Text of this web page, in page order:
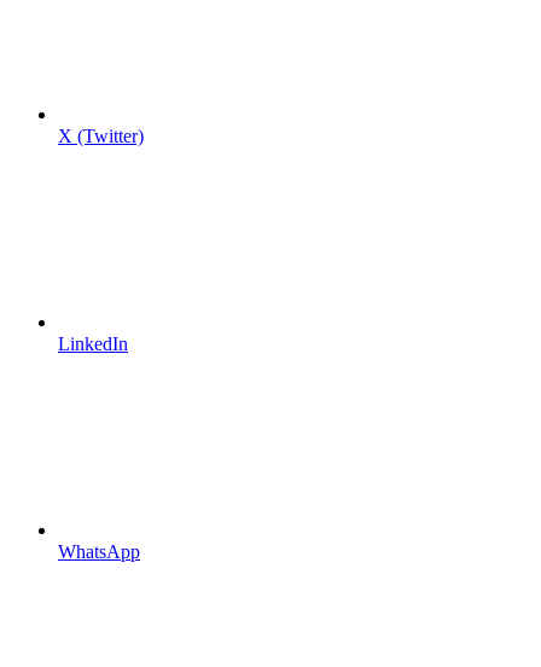
X (Twitter)
LinkedIn
WhatsApp